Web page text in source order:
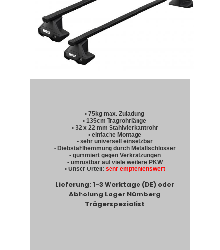
• 75kg max. Zuladung
• 135cm Tragrohrlänge
• 32 x 22 mm Stahlvierkantrohr
• einfache Montage
• sehr universell einsetzbar
• Diebstahlhemmung durch Metallschlösser
• gummiert gegen Verkratzungen
• umrüstbar auf viele weitere PKW
• Unser Urteil: sehr empfehlenswert
Lieferung: 1-3 Werktage (DE) oder
Abholung Lager Nürnberg
Trägerspezialist